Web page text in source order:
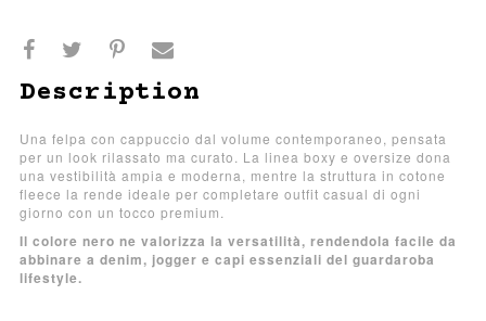
Description
Una felpa con cappuccio dal volume contemporaneo, pensata
per un look rilassato ma curato. La linea boxy e oversize dona
una vestibilità ampia e moderna, mentre la struttura in cotone
fleece la rende ideale per completare outfit casual di ogni
giorno con un tocco premium.
Il colore nero ne valorizza la versatilità, rendendola facile da
abbinare a denim, jogger e capi essenziali del guardaroba
lifestyle.